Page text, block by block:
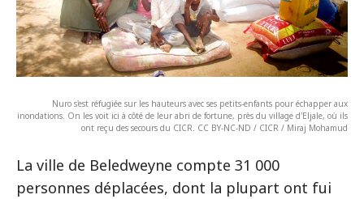
Nuro s'est réfugiée sur les hauteurs avec ses petits-enfants pour échapper aux
inondations. On les voit ici à côté de leur abri de fortune, près du village d'Eljale, où ils
ont reçu des secours du CICR. CC BY-NC-ND / CICR / Miraj Mohamud
La ville de Beledweyne compte 31 000
personnes déplacées, dont la plupart ont fui